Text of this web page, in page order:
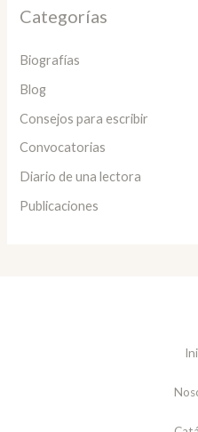
Categorías
Biografías
Blog
Consejos para escribir
Convocatorias
Diario de una lectora
Publicaciones